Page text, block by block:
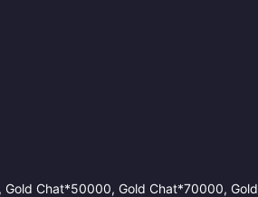
Chat*50000, Gold Chat*70000, Gold